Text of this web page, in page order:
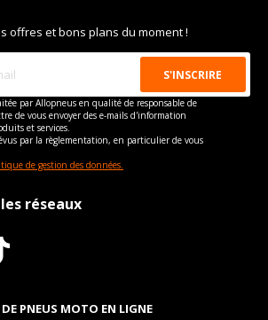
offres et bons plans du moment !
par Allopneus en qualité de responsable de
de vous envoyer des e-mails d'information
et services.
par la règlementation, en particulier de vous
de gestion des données.
réseaux
PNEUS MOTO EN LIGNE